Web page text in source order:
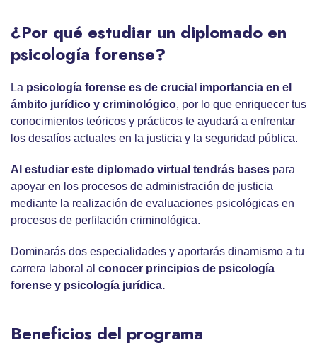
¿Por qué estudiar un diplomado en
psicología forense?
La psicología forense es de crucial importancia en el
ámbito jurídico y criminológico, por lo que enriquecer tus
conocimientos teóricos y prácticos te ayudará a enfrentar
los desafíos actuales en la justicia y la seguridad pública.
Al estudiar este diplomado virtual tendrás bases para
apoyar en los procesos de administración de justicia
mediante la realización de evaluaciones psicológicas en
procesos de perfilación criminológica.
Dominarás dos especialidades y aportarás dinamismo a tu
carrera laboral al conocer principios de psicología
forense y psicología jurídica.
Beneficios del programa